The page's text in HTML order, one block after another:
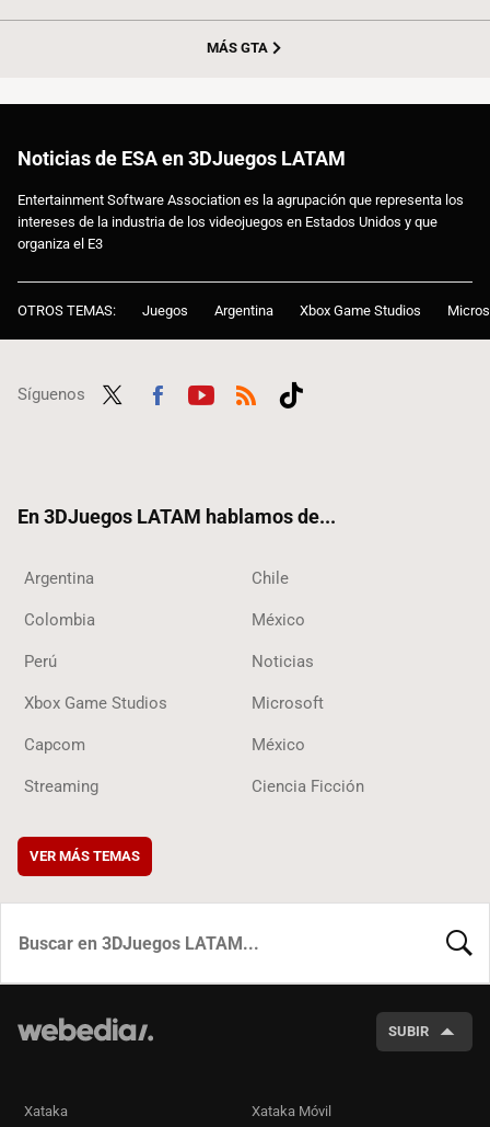
MÁS GTA
Noticias de ESA en 3DJuegos LATAM
Entertainment Software Association es la agrupación que representa los
intereses de la industria de los videojuegos en Estados Unidos y que
organiza el E3
OTROS TEMAS: Juegos Argentina Xbox Game Studios
Síguenos
En 3DJuegos LATAM hablamos de...
Argentina Chile
Colombia México
Perú Noticias
Xbox Game Studios Microsoft
Capcom México
Streaming Ciencia Ficción
VER MÁS TEMAS
SUBIR
Xataka Xataka Móvil